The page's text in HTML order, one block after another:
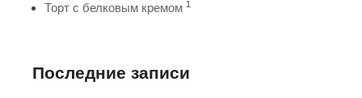
Торт с белковым кремом 1
Последние записи